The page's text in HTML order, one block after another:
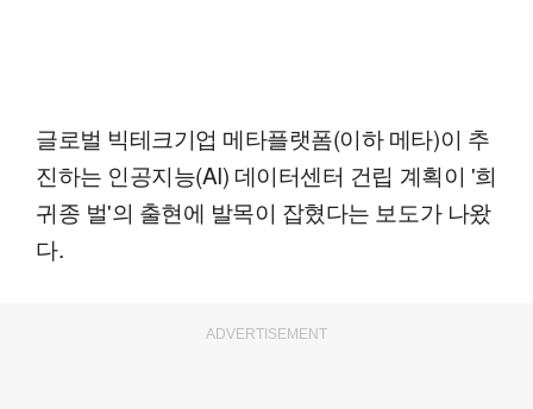
글로벌 빅테크기업 메타플랫폼(이하 메타)이 추
진하는 인공지능(AI) 데이터센터 건립 계획이 '희
귀종 벌'의 출현에 발목이 잡혔다는 보도가 나왔
다.
ADVERTISEMENT